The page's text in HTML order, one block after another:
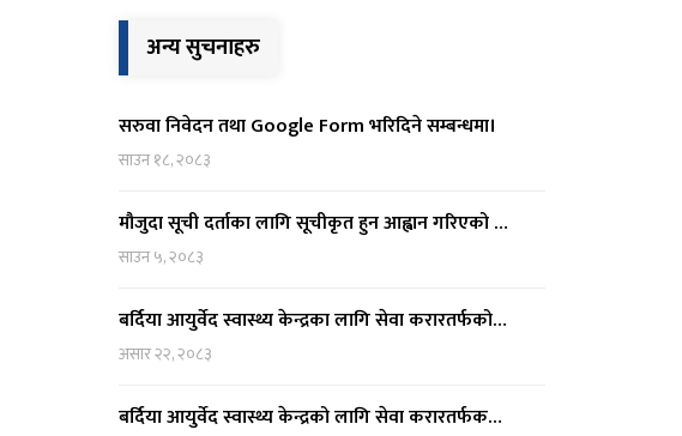
अन्य सुचनाहरु
सरुवा निवेदन तथा Google Form भरिदिने सम्बन्धमा।
साउन १८, २०८३
मौजुदा सूची दर्ताका लागि सूचीकृत हुन आह्वान गरिएको …
साउन ५, २०८३
बर्दिया आयुर्वेद स्वास्थ्य केन्द्रका लागि सेवा करारतर्फको…
असार २२, २०८३
बर्दिया आयुर्वेद स्वास्थ्य केन्द्रको लागि सेवा करारतर्फक…